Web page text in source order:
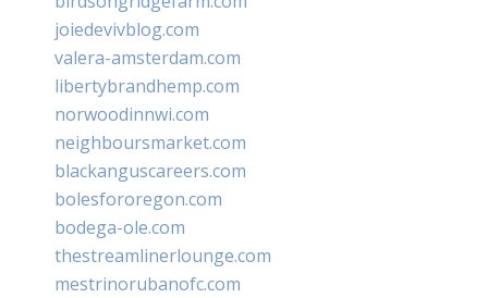
joiedevivblog.com
valera-amsterdam.com
libertybrandhemp.com
norwoodinnwi.com
neighboursmarket.com
blackanguscareers.com
bolesfororegon.com
bodega-ole.com
thestreamlinerlounge.com
mestrinorubanofc.com